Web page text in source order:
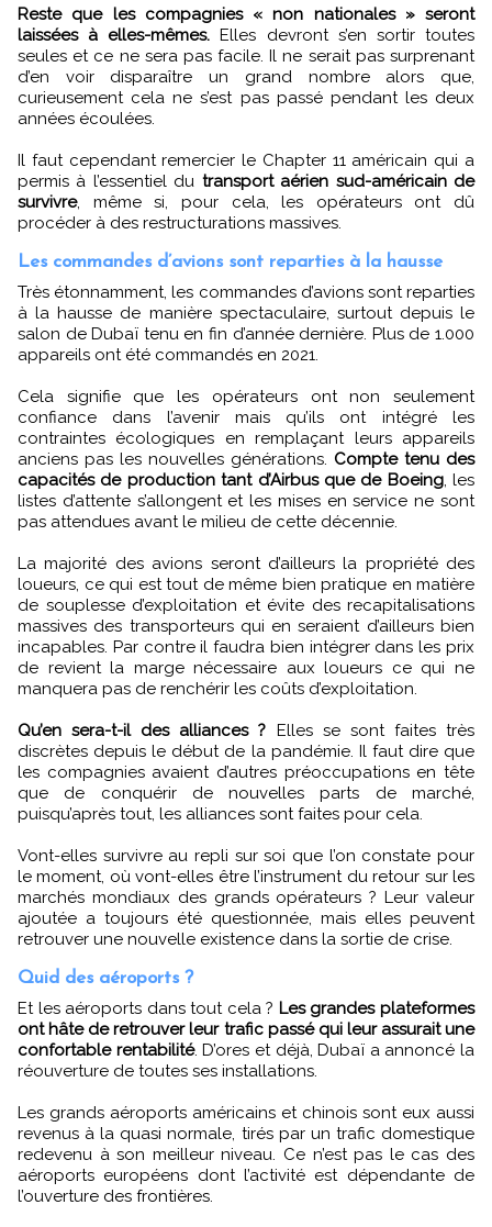
Reste que les compagnies « non nationales » seront
laissées à elles-mêmes. Elles devront s’en sortir toutes
seules et ce ne sera pas facile. Il ne serait pas surprenant
d’en voir disparaître un grand nombre alors que,
curieusement cela ne s’est pas passé pendant les deux
années écoulées.
Il faut cependant remercier le Chapter 11 américain qui a
permis à l’essentiel du transport aérien sud-américain de
survivre, même si, pour cela, les opérateurs ont dû
procéder à des restructurations massives.
Les commandes d’avions sont reparties à la hausse
Très étonnamment, les commandes d’avions sont reparties
à la hausse de manière spectaculaire, surtout depuis le
salon de Dubaï tenu en fin d’année dernière. Plus de 1.000
appareils ont été commandés en 2021.
Cela signifie que les opérateurs ont non seulement
confiance dans l’avenir mais qu’ils ont intégré les
contraintes écologiques en remplaçant leurs appareils
anciens pas les nouvelles générations. Compte tenu des
capacités de production tant d’Airbus que de Boeing, les
listes d’attente s’allongent et les mises en service ne sont
pas attendues avant le milieu de cette décennie.
La majorité des avions seront d’ailleurs la propriété des
loueurs, ce qui est tout de même bien pratique en matière
de souplesse d’exploitation et évite des recapitalisations
massives des transporteurs qui en seraient d’ailleurs bien
incapables. Par contre il faudra bien intégrer dans les prix
de revient la marge nécessaire aux loueurs ce qui ne
manquera pas de renchérir les coûts d’exploitation.
Qu’en sera-t-il des alliances ? Elles se sont faites très
discrètes depuis le début de la pandémie. Il faut dire que
les compagnies avaient d’autres préoccupations en tête
que de conquérir de nouvelles parts de marché,
puisqu’après tout, les alliances sont faites pour cela.
Vont-elles survivre au repli sur soi que l’on constate pour
le moment, où vont-elles être l’instrument du retour sur les
marchés mondiaux des grands opérateurs ? Leur valeur
ajoutée a toujours été questionnée, mais elles peuvent
retrouver une nouvelle existence dans la sortie de crise.
Quid des aéroports ?
Et les aéroports dans tout cela ? Les grandes plateformes
ont hâte de retrouver leur trafic passé qui leur assurait une
confortable rentabilité. D’ores et déjà, Dubaï a annoncé la
réouverture de toutes ses installations.
Les grands aéroports américains et chinois sont eux aussi
revenus à la quasi normale, tirés par un trafic domestique
redevenu à son meilleur niveau. Ce n’est pas le cas des
aéroports européens dont l’activité est dépendante de
l’ouverture des frontières.